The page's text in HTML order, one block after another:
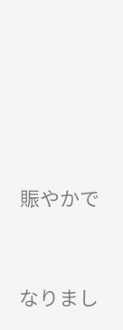
賑やかで
なりまし